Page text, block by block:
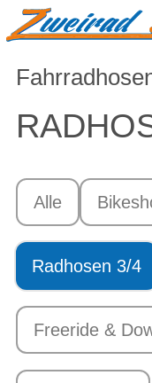
Alle
Radhosen 3/4
Freeride &